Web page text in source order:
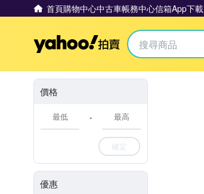
首頁購物中心中古車帳務中心信箱App下載
Yahoo拍賣
價格
-
確定
優惠